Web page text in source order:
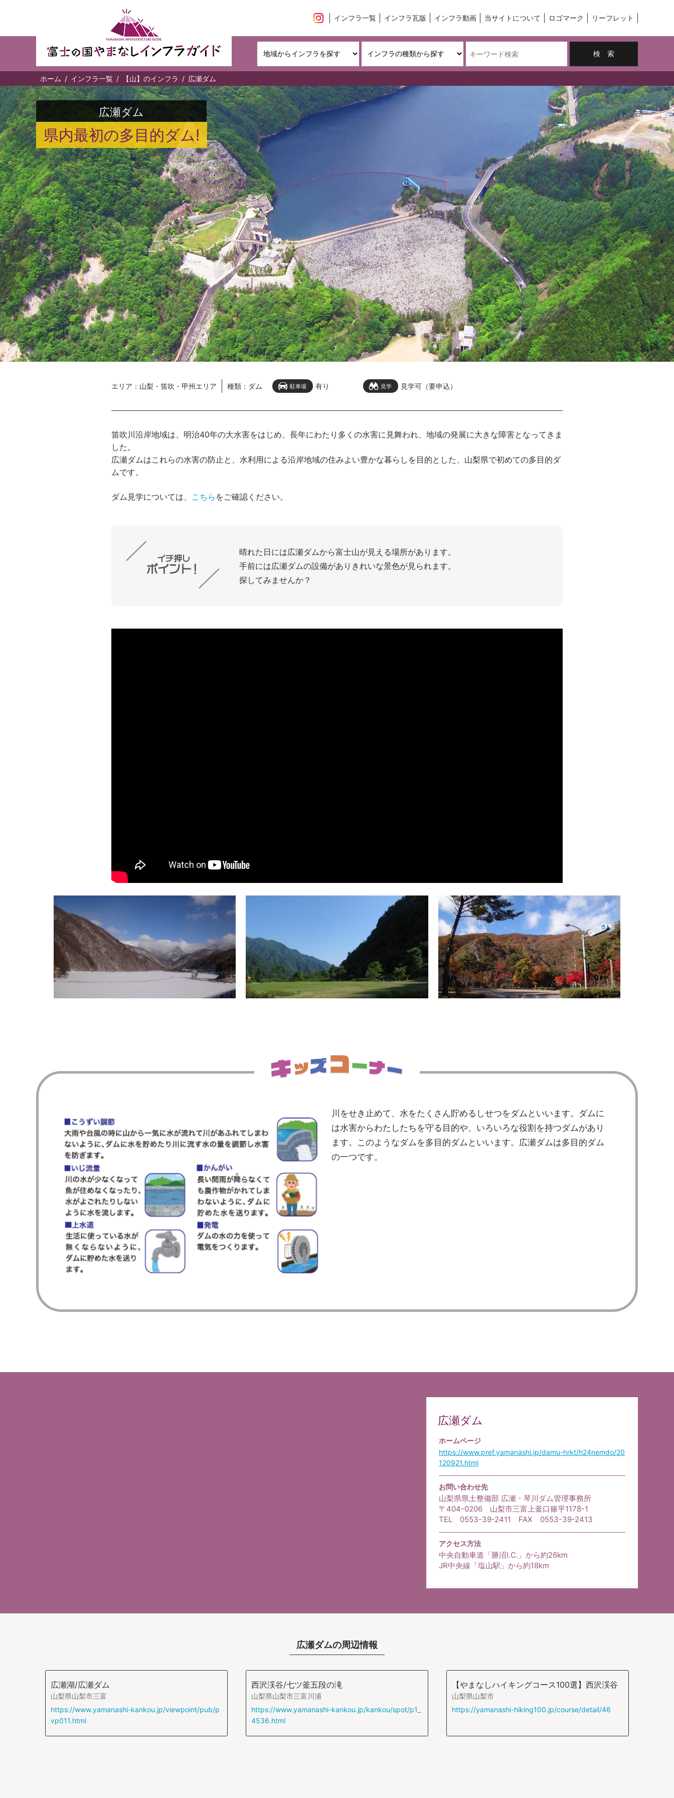
インフラ一覧 インフラ瓦版 インフラ動画 当サイトについて ロゴマーク リーフレット
ホーム インフラ一覧 【山】のインフラ 広瀬ダム
広瀬ダム
県内最初の多目的ダム!
エリア 山梨・笛吹・甲州エリア 種類 ダム 駐車場 有り 見学 見学可（要申込）
笛吹川沿岸地域は、明治40年の大水害をはじめ、長年にわたり多くの水害に見舞われ、地域の発展に大きな障害となってきま
した。
広瀬ダムはこれらの水害の防止と、水利用による沿岸地域の住みよい豊かな暮らしを目的とした、山梨県で初めての多目的ダ
ムです。
ダム見学については、 こちら をご確認ください。
晴れた日には広瀬ダムから富士山が見える場所があります。
手前には広瀬ダムの設備がありきれいな景色が見られます。
探してみませんか？
川をせき止めて、水をたくさん貯めるしせつをダムといいます。ダムに
は水害からわたしたちを守る目的や、いろいろな役割を持つダムがあり
ます。このようなダムを多目的ダムといいます。広瀬ダムは多目的ダム
の一つです。
広瀬ダム
ホームページ
https://www.pref.yamanashi.jp/damu-hrkt/h24nemdo/20
120921.html
お問い合わせ先
山梨県県土整備部 広瀬・琴川ダム管理事務所
〒404-0206 山梨市三富上釜口篠平1178-1
TEL 0553-39-2411 FAX 0553-39-2413
アクセス方法
中央自動車道「勝沼I.C.」から約26km
JR中央線「塩山駅」から約18km
広瀬ダムの周辺情報
広瀬湖/広瀬ダム
山梨県山梨市三富
https://www.yamanashi-kankou.jp/viewpoint/pub/p
vp011.html
西沢渓谷/七ツ釜五段の滝
山梨県山梨市三富川浦
https://www.yamanashi-kankou.jp/kankou/spot/p1_
4536.html
【やまなしハイキングコース100選】西沢渓谷
山梨県山梨市
https://yamanashi-hiking100.jp/course/detail/46